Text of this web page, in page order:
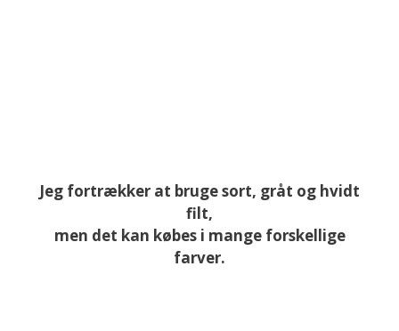
Jeg fortrækker at bruge sort, gråt og hvidt
filt,
men det kan købes i mange forskellige
farver.